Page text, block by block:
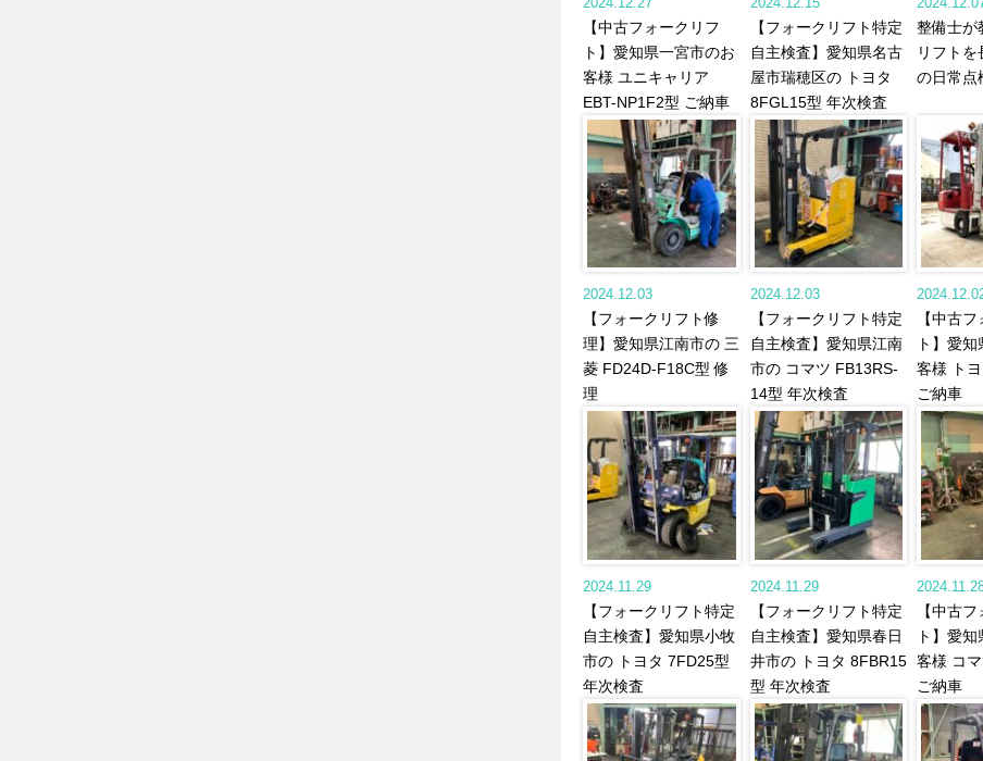
【中古フォークリフ
ト】愛知県一宮市のお
客様 ユニキャリア
EBT-NP1F2型 ご納車
【フォークリフト特定
自主検査】愛知県名古
屋市瑞穂区の トヨタ
8FGL15型 年次検査
整備士が
リフトを
の日常点
2024.12.03
【フォークリフト修
理】愛知県江南市の 三
菱 FD24D-F18C型 修
理
2024.12.03
【フォークリフト特定
自主検査】愛知県江南
市の コマツ FB13RS-
14型 年次検査
【中古
ト】愛
客様 ト
ご納車
2024.11.29
【フォークリフト特定
自主検査】愛知県小牧
市の トヨタ 7FD25型
年次検査
2024.11.29
【フォークリフト特定
自主検査】愛知県春日
井市の トヨタ 8FBR15
型 年次検査
【中古
ト】愛
客様 コ
ご納車